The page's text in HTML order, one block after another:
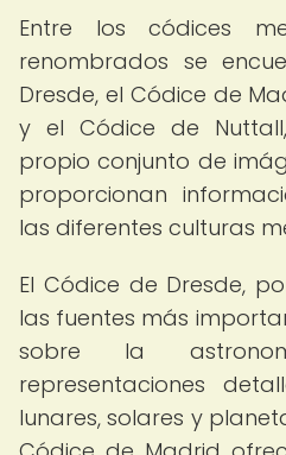
Entre los códices
renombrados se
Dresde, el Códice de
y el Códice de
propio conjunto de
proporcionan
las diferentes culturas
El Códice de Dresde,
las fuentes más
sobre la
representaciones
lunares, solares y